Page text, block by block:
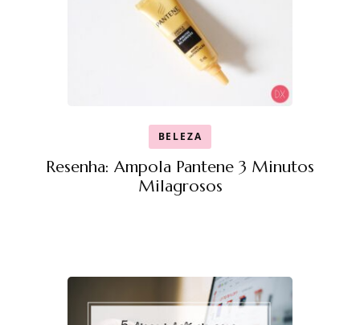
BELEZA
Resenha: Ampola Pantene 3 Minutos
Milagrosos